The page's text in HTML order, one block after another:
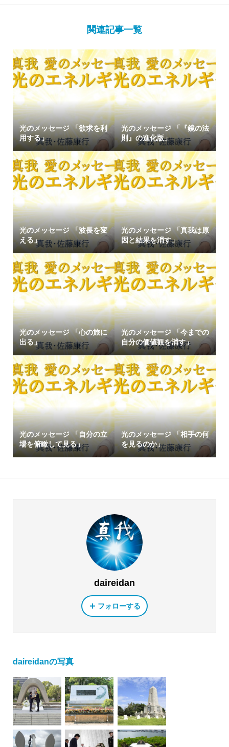
関連記事一覧
光のメッセージ 「欲求を利
用する」
光のメッセージ 「『鏡の法
則』の進化版」
光のメッセージ 「波長を変
える」
光のメッセージ 「真我は原
因と結果を消す」
光のメッセージ 「心の旅に
出る」
光のメッセージ 「今までの
自分の価値観を消す」
光のメッセージ 「自分の立
場を俯瞰して見る」
光のメッセージ 「相手の何
を見るのか」
daireidan
フォローする
daireidanの写真